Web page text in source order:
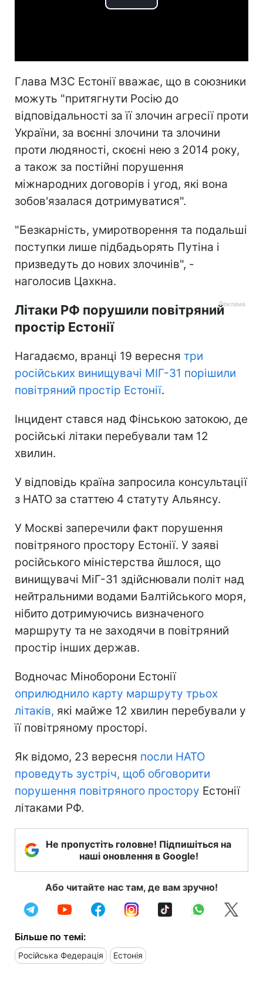
Play
Глава МЗС Естонії вважає, що в союзники
можуть "притягнути Росію до
відповідальності за її злочин агресії проти
України, за воєнні злочини та злочини
проти людяності, скоєні нею з 2014 року,
а також за постійні порушення
міжнародних договорів і угод, які вона
зобов'язалася дотримуватися".
"Безкарність, умиротворення та подальші
поступки лише підбадьорять Путіна і
призведуть до нових злочинів", -
наголосив Цахкна.
Літаки РФ порушили повітряний
простір Естонії
Нагадаємо, вранці 19 вересня три
російських винищувачі МІГ-31 порішили
повітряний простір Естонії.
Інцидент стався над Фінською затокою, де
російські літаки перебували там 12
хвилин.
У відповідь країна запросила консультації
з НАТО за статтею 4 статуту Альянсу.
У Москві заперечили факт порушення
повітряного простору Естонії. У заяві
російського міністерства йшлося, що
винищувачі МіГ-31 здійснювали політ над
нейтральними водами Балтійського моря,
нібито дотримуючись визначеного
маршруту та не заходячи в повітряний
простір інших держав.
Водночас Міноборони Естонії
оприлюднило карту маршруту трьох
літаків, які майже 12 хвилин перебували у
її повітряному просторі.
Як відомо, 23 вересня посли НАТО
проведуть зустріч, щоб обговорити
порушення повітряного простору Естонії
літаками РФ.
Не пропустіть головне! Підпишіться на
наші оновлення в Google!
Або читайте нас там, де вам зручно!
Більше по темі:
Російська Федерація Естонія